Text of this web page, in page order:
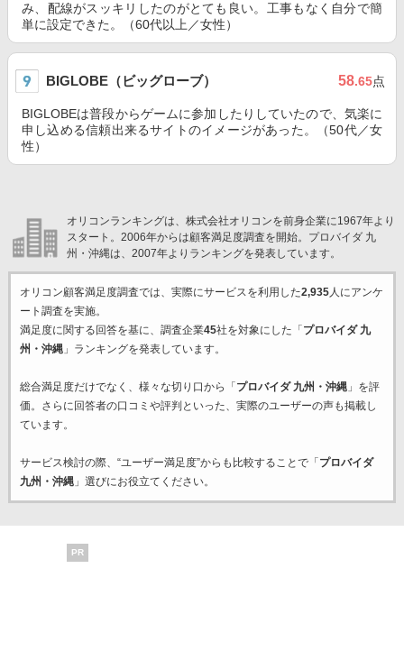
み、配線がスッキリしたのがとても良い。工事もなく自分で簡
単に設定できた。（60代以上／女性）
BIGLOBE（ビッグローブ） 58.65点
BIGLOBEは普段からゲームに参加したりしていたので、気楽に
申し込める信頼出来るサイトのイメージがあった。（50代／女
性）
オリコンランキングは、株式会社オリコンを前身企業に1967年より
スタート。2006年からは顧客満足度調査を開始。プロバイダ 九
州・沖縄は、2007年よりランキングを発表しています。
オリコン顧客満足度調査では、実際にサービスを利用した2,935人にアンケ
ート調査を実施。
満足度に関する回答を基に、調査企業45社を対象にした「 プロバイダ 九
州・沖縄」ランキングを発表しています。
総合満足度だけでなく、様々な切り口から「 プロバイダ 九州・沖縄」を評
価。さらに回答者の口コミや評判といった、実際のユーザーの声も掲載し
ています。
サービス検討の際、“ユーザー満足度”からも比較することで「 プロバイダ
九州・沖縄」選びにお役立てください。
PR